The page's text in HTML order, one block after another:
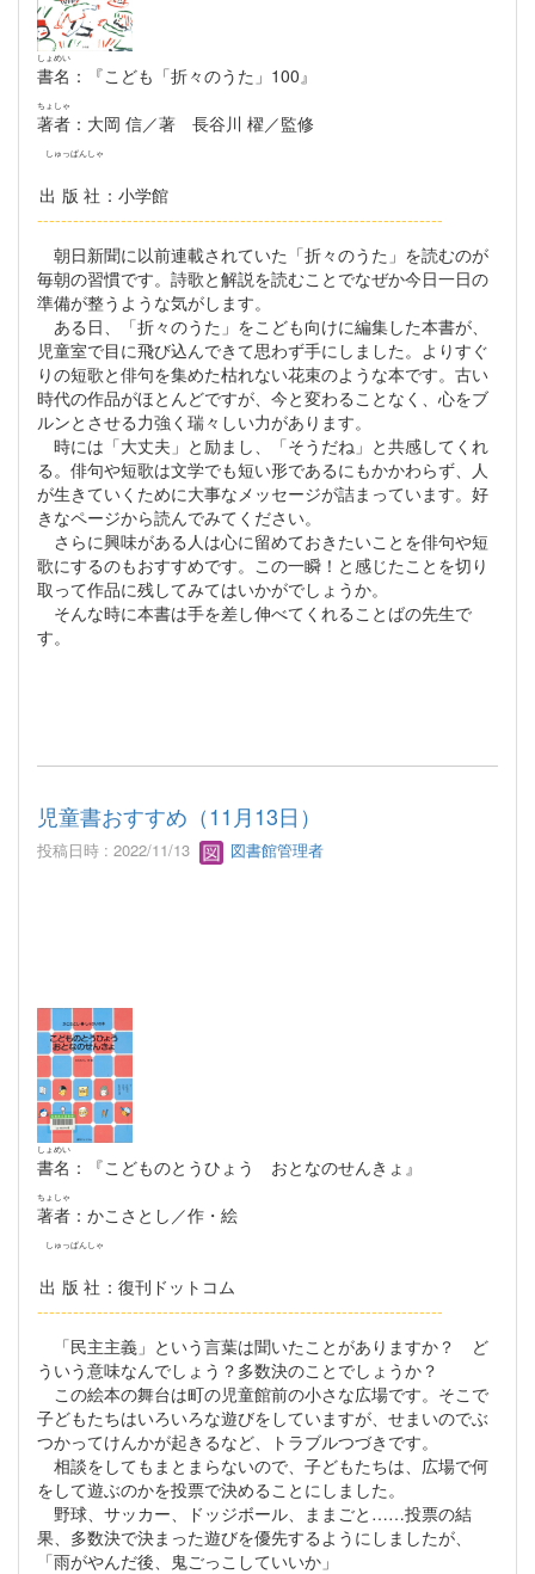
書名
しょめい
：『こども「折々のうた」100』
著者
ちょしゃ
：大岡 信／著 長谷川 櫂／監修
出版社
しゅっぱんしゃ
：小学館
--------------------------------------------------------------------
朝日新聞に以前連載されていた「折々のうた」を読むのが
毎朝の習慣です。詩歌と解説を読むことでなぜか今日一日の
準備が整うような気がします。
ある日、「折々のうた」をこども向けに編集した本書が、
児童室で目に飛び込んできて思わず手にしました。よりすぐ
りの短歌と俳句を集めた枯れない花束のような本です。古い
時代の作品がほとんどですが、今と変わることなく、心をブ
ルンとさせる力強く瑞々しい力があります。
時には「大丈夫」と励まし、「そうだね」と共感してくれ
る。俳句や短歌は文学でも短い形であるにもかかわらず、人
が生きていくために大事なメッセージが詰まっています。好
きなページから読んでみてください。
さらに興味がある人は心に留めておきたいことを俳句や短
歌にするのもおすすめです。この一瞬！と感じたことを切り
取って作品に残してみてはいかがでしょうか。
そんな時に本書は手を差し伸べてくれることばの先生で
す。
児童書おすすめ（11月13日）
投稿日時 : 2022/11/13 図書館管理者
書名
しょめい
：『こどものとうひょう おとなのせんきょ』
著者
ちょしゃ
：かこさとし／作・絵
出版社
しゅっぱんしゃ
：復刊ドットコム
--------------------------------------------------------------------
「民主主義」という言葉は聞いたことがありますか？ ど
ういう意味なんでしょう？多数決のことでしょうか？
この絵本の舞台は町の児童館前の小さな広場です。そこで
子どもたちはいろいろな遊びをしていますが、せまいのでぶ
つかってけんかが起きるなど、トラブルつづきです。
相談をしてもまとまらないので、子どもたちは、広場で何
をして遊ぶのかを投票で決めることにしました。
野球、サッカー、ドッジボール、ままごと……投票の結
果、多数決で決まった遊びを優先するようにしましたが、
「雨がやんだ後、鬼ごっこしていいか」